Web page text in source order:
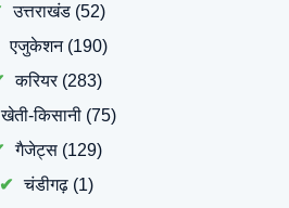
उत्तराखंड(52)
एजुकेशन(190)
करियर(283)
खेती-किसानी (75)
गैजेट्स (129)
चंडीगढ़ (1)